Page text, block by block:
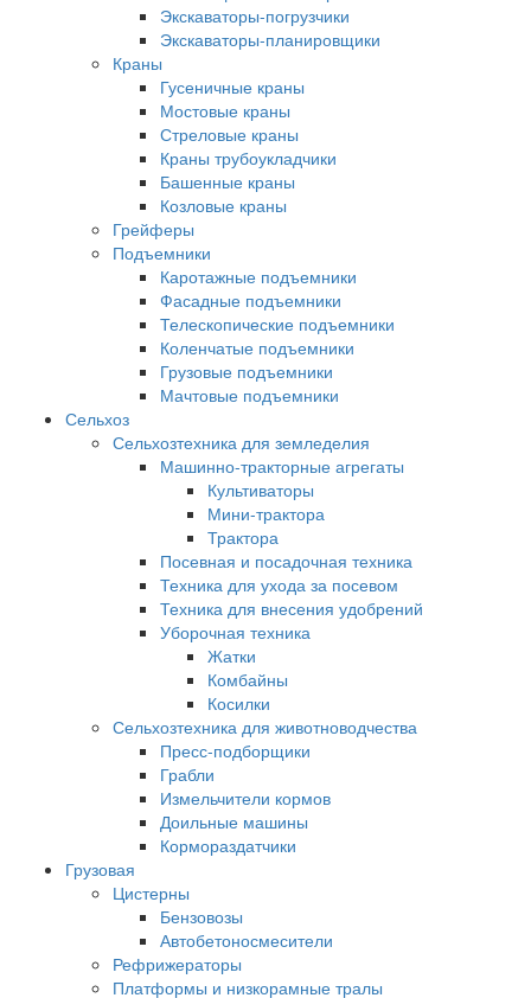
Экскаваторы-погрузчики
Экскаваторы-планировщики
Краны
Гусеничные краны
Мостовые краны
Стреловые краны
Краны трубоукладчики
Башенные краны
Козловые краны
Грейферы
Подъемники
Каротажные подъемники
Фасадные подъемники
Телескопические подъемники
Коленчатые подъемники
Грузовые подъемники
Мачтовые подъемники
Сельхоз
Сельхозтехника для земледелия
Машинно-тракторные агрегаты
Культиваторы
Мини-трактора
Трактора
Посевная и посадочная техника
Техника для ухода за посевом
Техника для внесения удобрений
Уборочная техника
Жатки
Комбайны
Косилки
Сельхозтехника для животноводчества
Пресс-подборщики
Грабли
Измельчители кормов
Доильные машины
Кормораздатчики
Грузовая
Цистерны
Бензовозы
Автобетоносмесители
Рефрижераторы
Платформы и низкорамные тралы